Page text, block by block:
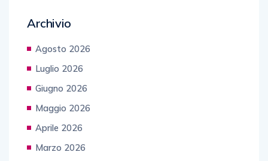
Archivio
Agosto 2026
Luglio 2026
Giugno 2026
Maggio 2026
Aprile 2026
Marzo 2026